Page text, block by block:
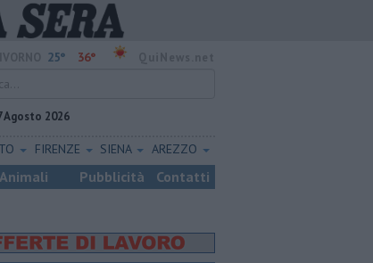
25° 36°
Agosto 2026
FIRENZE SIENA AREZZO
Animali Pubblicità Contatti